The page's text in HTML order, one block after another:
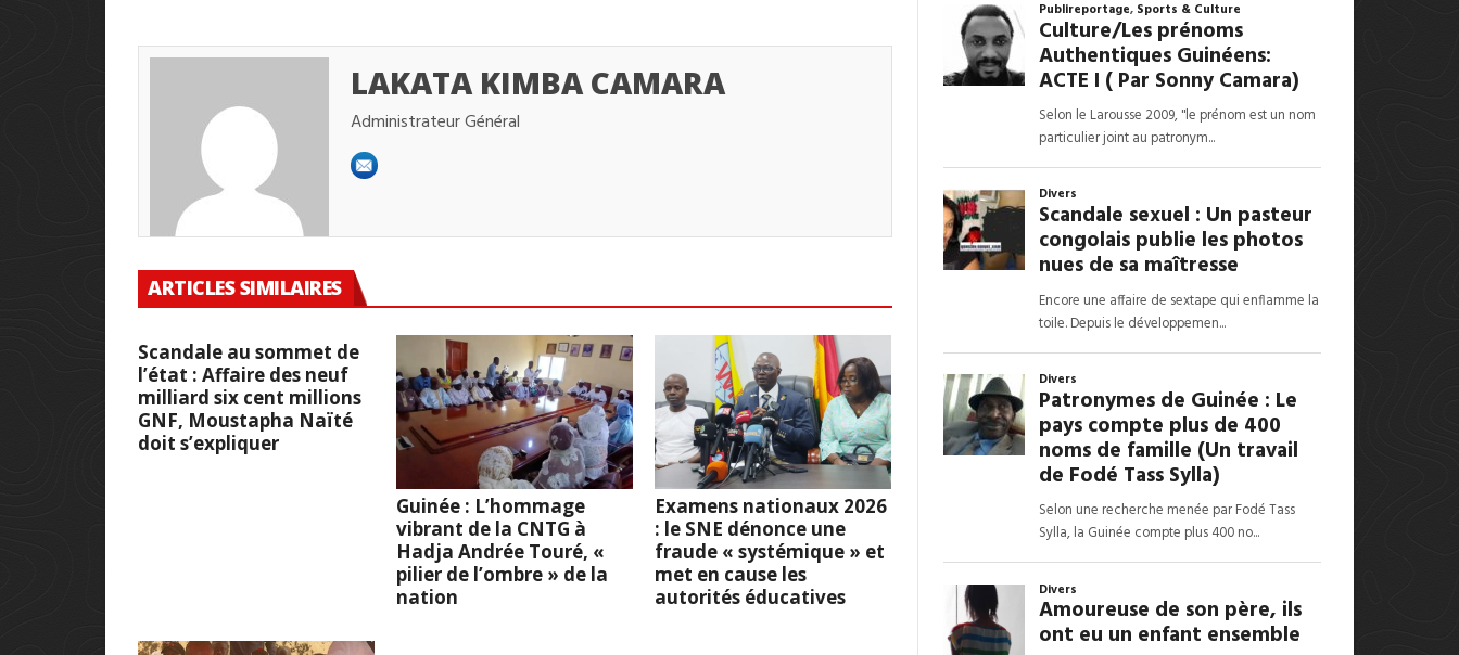
LAKATA KIMBA CAMARA
Administrateur Général
ARTICLES SIMILAIRES
Scandale au sommet de
l’état : Affaire des neuf
milliard six cent millions
GNF, Moustapha Naïté
doit s’expliquer
Guinée : L’hommage
vibrant de la CNTG à
Hadja Andrée Touré, «
pilier de l’ombre » de la
nation
Examens nationaux 2026
: le SNE dénonce une
fraude « systémique » et
met en cause les
autorités éducatives